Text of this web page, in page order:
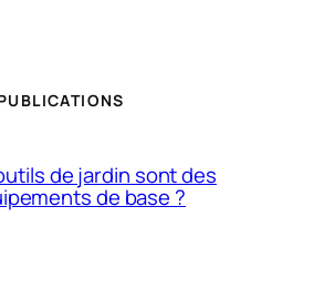
de jardin sont des
de base ?